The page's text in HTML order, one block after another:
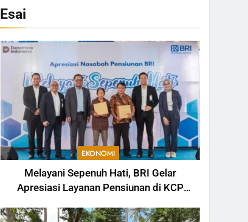
Esai
EKONOMI
Melayani Sepenuh Hati, BRI Gelar
Apresiasi Layanan Pensiunan di KCP
Nasabah